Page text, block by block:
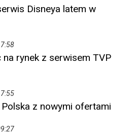
Disneya latem w
rynek z serwisem TVP
Polska z nowymi ofertami